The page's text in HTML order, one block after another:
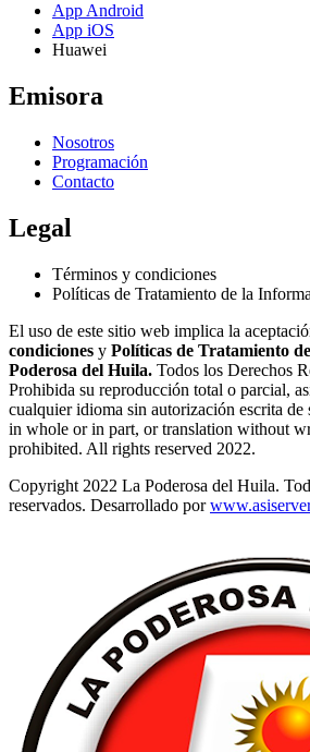
App Android
App iOS
Huawei
Emisora
Nosotros
Programación
Contacto
Legal
Términos y condiciones
Políticas de Tratamiento de la
El uso de este sitio web implica la
condiciones y Políticas de Tratamiento
Poderosa del Huila. Todos los Derechos
Prohibida su reproducción total o parcial,
cualquier idioma sin autorización escrita
in whole or in part, or translation without
prohibited. All rights reserved 2022.
Copyright 2022 La Poderosa del Huila.
reservados. Desarrollado por